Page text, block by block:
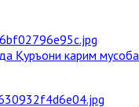
Қуръони карим